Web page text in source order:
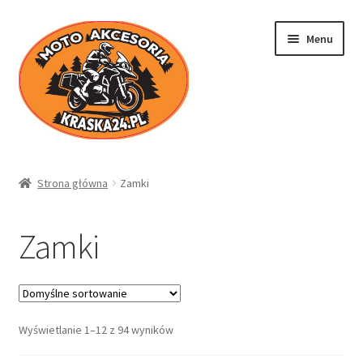
Przejdź
do
nawigacji
Przejdź
do
treści
Menu
Koszyk
Moje konto
Regulamin
Strona główna Zamki
Zamki
Wyświetlanie 1–12 z 94 wyników